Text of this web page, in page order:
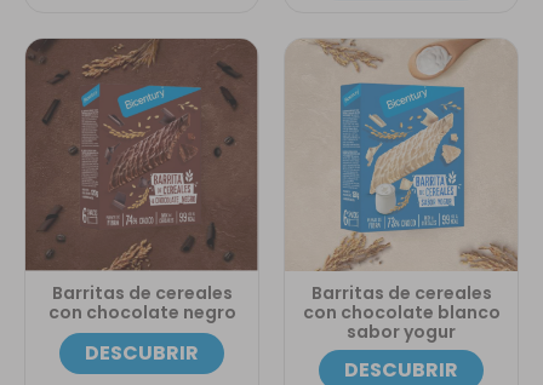
Barritas de cereales
con chocolate negro
DESCUBRIR
Barritas de cereales
con chocolate blanco
sabor yogur
DESCUBRIR